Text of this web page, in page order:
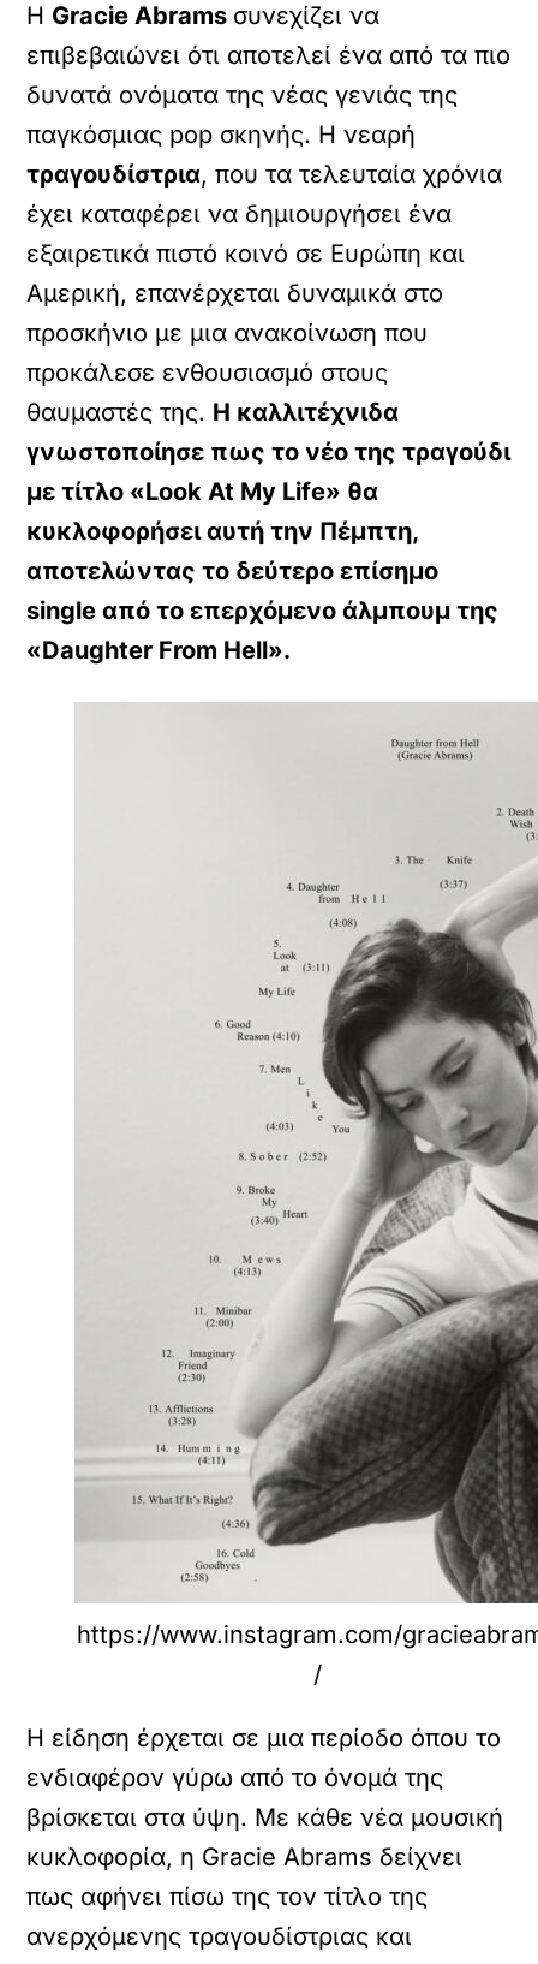
Η Gracie Abrams συνεχίζει να
επιβεβαιώνει ότι αποτελεί ένα από τα πιο
δυνατά ονόματα της νέας γενιάς της
παγκόσμιας pop σκηνής. Η νεαρή
τραγουδίστρια, που τα τελευταία χρόνια
έχει καταφέρει να δημιουργήσει ένα
εξαιρετικά πιστό κοινό σε Ευρώπη και
Αμερική, επανέρχεται δυναμικά στο
προσκήνιο με μια ανακοίνωση που
προκάλεσε ενθουσιασμό στους
θαυμαστές της. Η καλλιτέχνιδα
γνωστοποίησε πως το νέο της τραγούδι
με τίτλο «Look At My Life» θα
κυκλοφορήσει αυτή την Πέμπτη,
αποτελώντας το δεύτερο επίσημο
single από το επερχόμενο άλμπουμ της
«Daughter From Hell».
https://www.instagram.com/
/
Η είδηση έρχεται σε μια περίοδο όπου το
ενδιαφέρον γύρω από το όνομά της
βρίσκεται στα ύψη. Με κάθε νέα μουσική
κυκλοφορία, η Gracie Abrams δείχνει
πως αφήνει πίσω της τον τίτλο της
ανερχόμενης τραγουδίστριας και